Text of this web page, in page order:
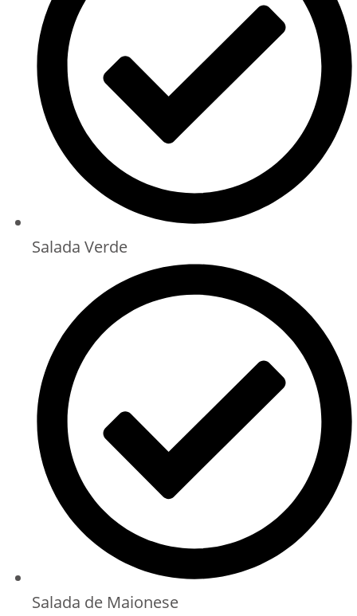
Salada Verde
Salada de Maionese